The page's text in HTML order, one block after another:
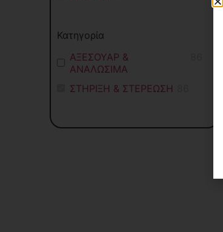
Κατηγορία
ΑΞΕΣΟΥΑΡ &
ΑΝΑΛΩΣΙΜΑ
ΣΤΗΡΙΞΗ & ΣΤΕΡΕΩΣΗ